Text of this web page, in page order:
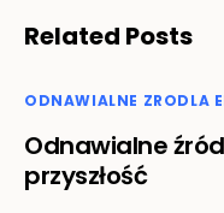
Related Posts
ODNAWIALNE ZRODLA
Odnawialne
przyszłość